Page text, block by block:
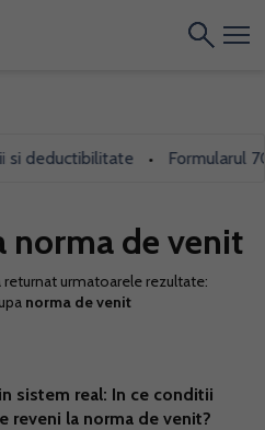
• Formularul 700,
norma de venit
returnat urmatoarele rezultate:
norma de venit
sistem real: In ce conditii
reveni la norma de venit?